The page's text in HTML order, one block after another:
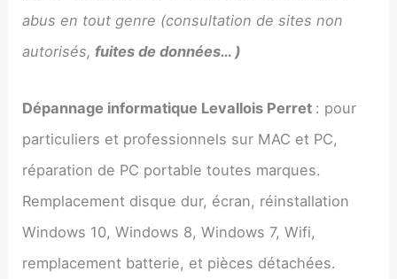
abus en tout genre (consultation de sites non
autorisés, fuites de données… )
Dépannage informatique Levallois Perret : pour
particuliers et professionnels sur MAC et PC,
réparation de PC portable toutes marques.
Remplacement disque dur, écran, réinstallation
Windows 10, Windows 8, Windows 7, Wifi,
remplacement batterie, et pièces détachées.